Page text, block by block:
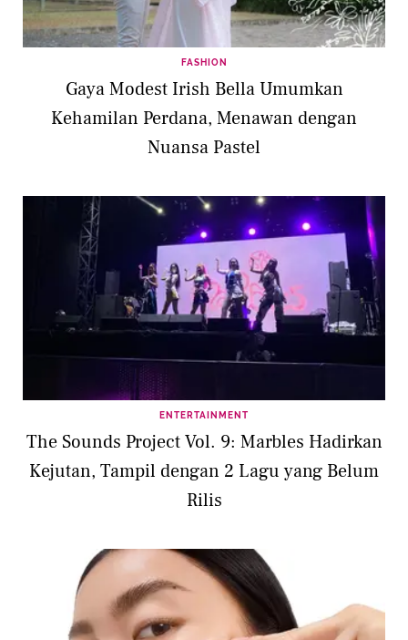
FASHION
Gaya Modest Irish Bella Umumkan
Kehamilan Perdana, Menawan dengan
Nuansa Pastel
ENTERTAINMENT
The Sounds Project Vol. 9: Marbles Hadirkan
Kejutan, Tampil dengan 2 Lagu yang Belum
Rilis